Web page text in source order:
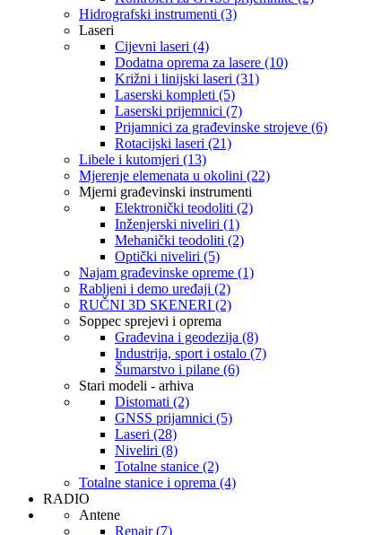
Hidrografski instrumenti (3)
Laseri
Cijevni laseri (4)
Dodatna oprema za lasere (10)
Križni i linijski laseri (31)
Laserski kompleti (5)
Laserski prijemnici (7)
Prijamnici za građevinske strojeve (6)
Rotacijski laseri (21)
Libele i kutomjeri (13)
Mjerenje elemenata u okolini (22)
Mjerni građevinski instrumenti
Elektronički teodoliti (2)
Inženjerski niveliri (1)
Mehanički teodoliti (2)
Optički niveliri (5)
Najam građevinske opreme (1)
Rabljeni i demo uređaji (2)
RUČNI 3D SKENERI (2)
Soppec sprejevi i oprema
Građevina i geodezija (8)
Industrija, sport i ostalo (7)
Šumarstvo i pilane (6)
Stari modeli - arhiva
Distomati (2)
GNSS prijamnici (5)
Laseri (28)
Niveliri (8)
Totalne stanice (2)
Totalne stanice i oprema (4)
RADIO
Antene
Renair (7)